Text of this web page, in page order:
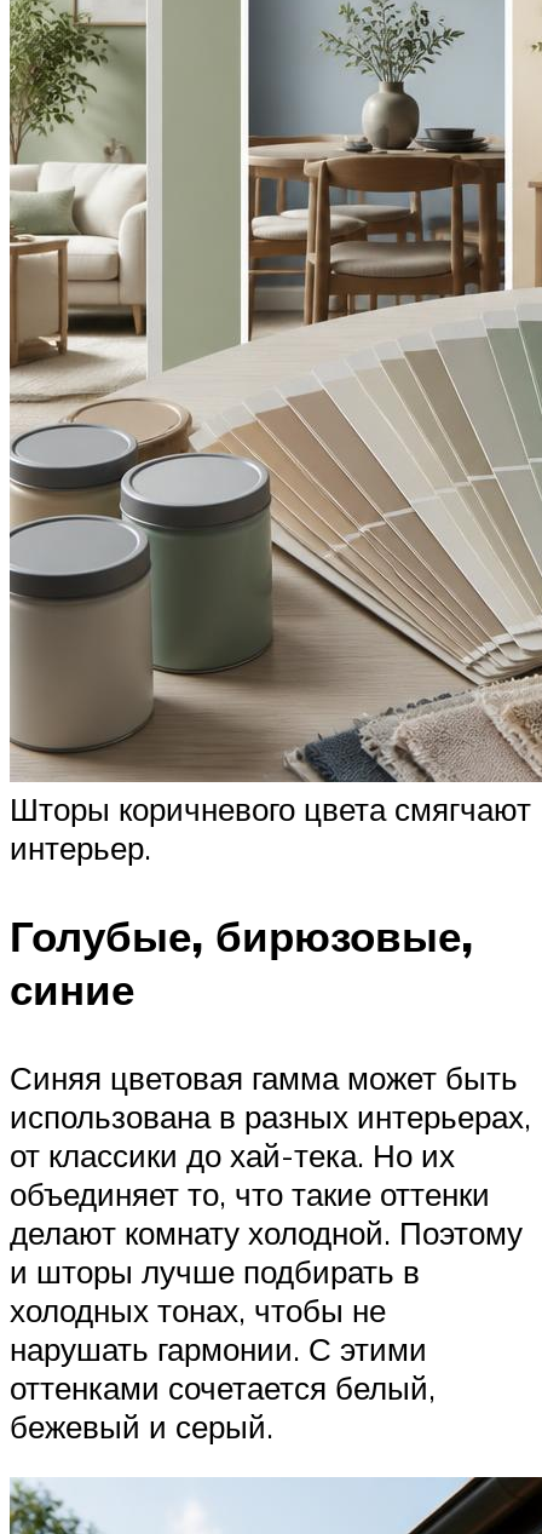
Шторы коричневого цвета смягчают
интерьер.
Голубые, бирюзовые,
синие
Синяя цветовая гамма может быть
использована в разных интерьерах,
от классики до хай-тека. Но их
объединяет то, что такие оттенки
делают комнату холодной. Поэтому
и шторы лучше подбирать в
холодных тонах, чтобы не
нарушать гармонии. С этими
оттенками сочетается белый,
бежевый и серый.